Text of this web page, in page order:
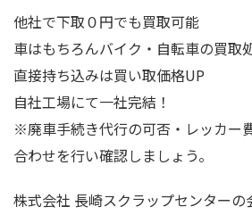
他社で下取０円でも買取可能
車はもちろんバイク・自転車の買取
直接持ち込みは買い取価格UP
自社工場にて一社完結！
※廃車手続き代行の可否・レッカー
合わせを行い確認しましょう。
株式会社 長崎スクラップセンターの